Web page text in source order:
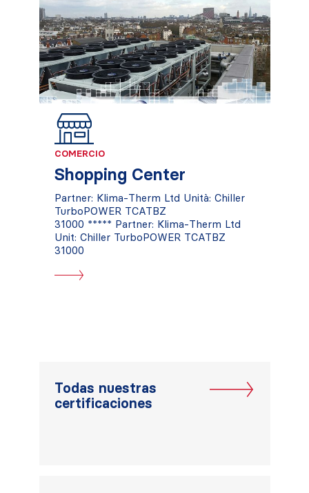
COMERCIO
Shopping Center
Partner: Klima-Therm Ltd Unità: Chiller
TurboPOWER TCATBZ
31000 ***** Partner: Klima-Therm Ltd
Unit: Chiller TurboPOWER TCATBZ
31000
Todas nuestras
certificaciones